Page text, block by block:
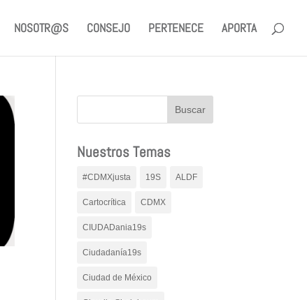
NOSOTR@S CONSEJO PERTENECE APORTA
Nuestros Temas
#CDMXjusta 19S ALDF
Cartocrítica CDMX
CIUDADania19s
Ciudadanía19s
Ciudad de México